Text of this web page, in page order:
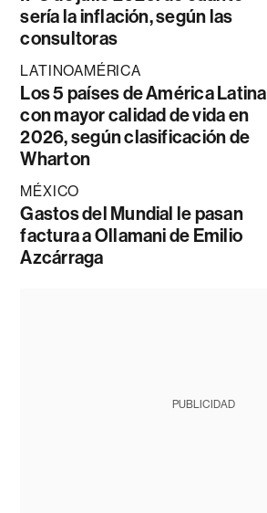
sería la inflación, según las
consultoras
LATINOAMÉRICA
Los 5 países de América Latina
con mayor calidad de vida en
2026, según clasificación de
Wharton
MÉXICO
Gastos del Mundial le pasan
factura a Ollamani de Emilio
Azcárraga
PUBLICIDAD